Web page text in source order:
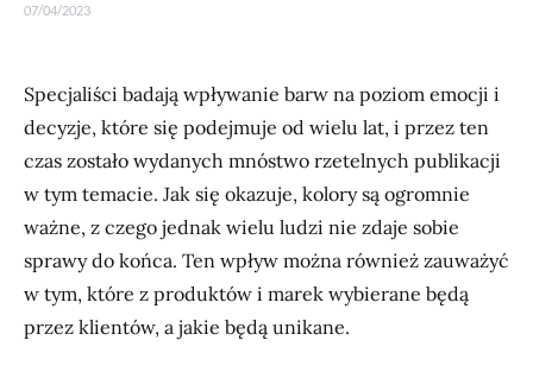
07/04/2023
Specjaliści badają wpływanie barw na poziom emocji i
decyzje, które się podejmuje od wielu lat, i przez ten
czas zostało wydanych mnóstwo rzetelnych publikacji
w tym temacie. Jak się okazuje, kolory są ogromnie
ważne, z czego jednak wielu ludzi nie zdaje sobie
sprawy do końca. Ten wpływ można również zauważyć
w tym, które z produktów i marek wybierane będą
przez klientów, a jakie będą unikane.